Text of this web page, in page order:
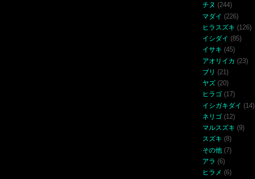
チヌ (244)
マダイ (226)
ヒラスズキ (126)
イシダイ (85)
イサキ (45)
アオリイカ (23)
ブリ (21)
ヤズ (20)
ヒラゴ (17)
イシガキダイ (14)
ネリゴ (12)
マルスズキ (9)
スズキ (8)
その他 (7)
アラ (6)
ヒラメ (6)